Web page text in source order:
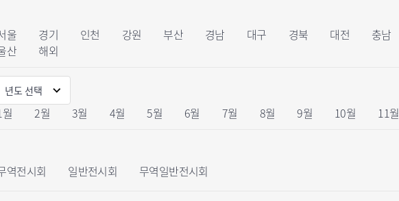
울 경기 인천 강원 부산 경남 대구 경북 대전 충남
산
해외
2월 3월 4월 5월 6월 7월 8월 9월 10월 11월
역전시회 일반전시회 무역일반전시회